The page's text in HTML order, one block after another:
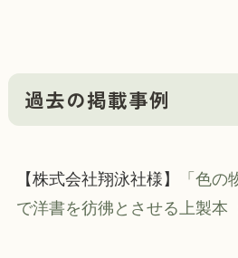
過去の掲載事例
【株式会社翔泳社様】
「色
で洋書を彷彿とさせる上製本